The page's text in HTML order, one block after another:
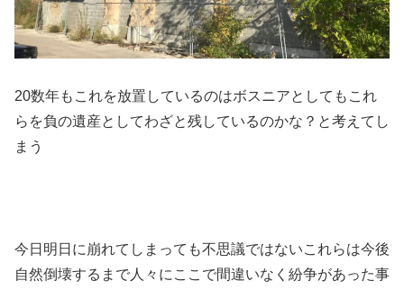
20数年もこれを放置しているのはボスニアとしてもこれ
らを負の遺産としてわざと残しているのかな？と考えてし
まう
今日明日に崩れてしまっても不思議ではないこれらは今後
自然倒壊するまで人々にここで間違いなく紛争があった事